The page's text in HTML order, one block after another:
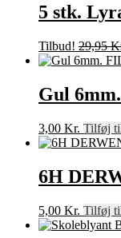
5 stk.
Tilbud! 29,95
Gul
3,00 Kr. Tilføj
6H
5,00 Kr. Tilføj